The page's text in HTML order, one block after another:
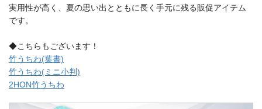
実用性が高く、夏の思い出とともに長く手元に残る販促アイテム
です。
◆こちらもございます！
竹うちわ(葉書)
竹うちわ(ミニ小判)
2HON竹うちわ